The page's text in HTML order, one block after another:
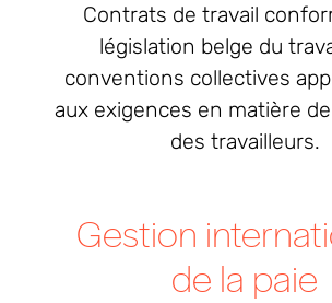
Contrats de travail
législation belge du
conventions collectives
aux exigences en matière
des travailleurs.
Gestion
de la paie